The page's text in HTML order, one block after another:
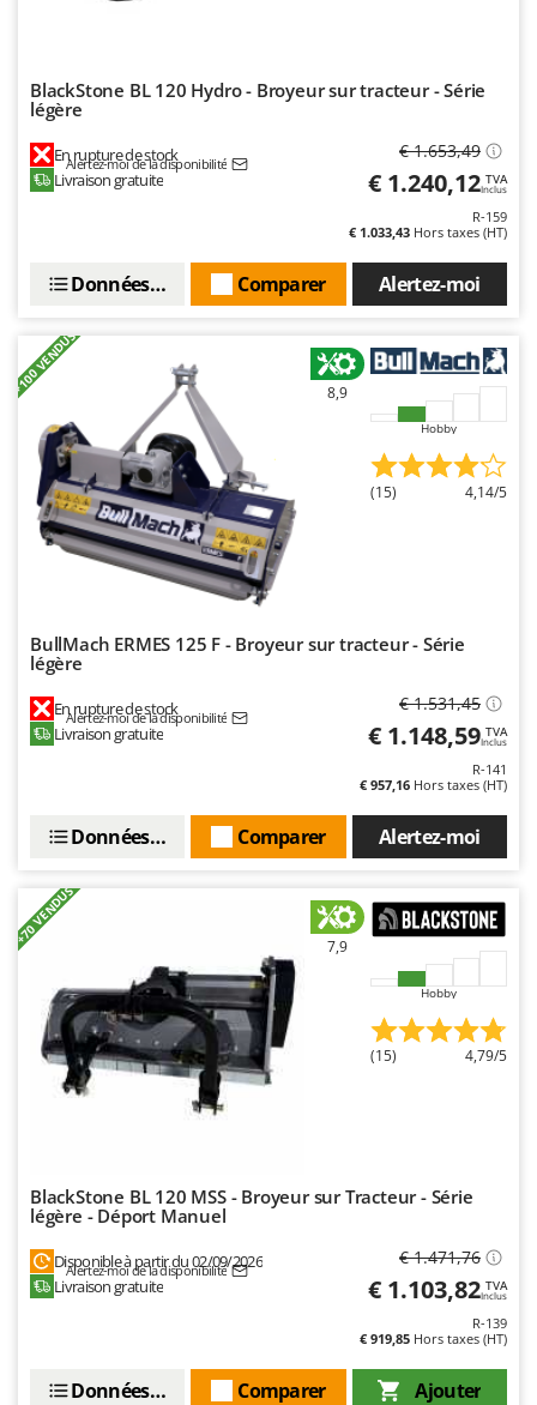
U
Udor
Unger
V
Verdemax
Waldner
Wiper EcoRobot
Wolf Garten
Wortex
Worx
Z
Zephir
Zomax
BlackStone BL 120 Hydro - Broyeur sur tracteur - Série
légère
En rupture de stock
Alertez-moi de la disponibilité
Livraison gratuite
€ 1.653,49
€ 1.240,12 TVA
Inclus
R-159
€ 1.033,43 Hors taxes (HT)
Alertez-moi
Comparer
Données techniques
+100 VENDUS 8,9
Hobby
(15) 4,14/5
BullMach ERMES 125 F - Broyeur sur tracteur - Série
légère
En rupture de stock
Alertez-moi de la disponibilité
Livraison gratuite
€ 1.531,45
€ 1.148,59 TVA
Inclus
R-141
€ 957,16 Hors taxes (HT)
Alertez-moi
Comparer
Données techniques
+70 VENDUS 7,9
Hobby
(15) 4,79/5
BlackStone BL 120 MSS - Broyeur sur Tracteur - Série
légère - Déport Manuel
Disponible à partir du 02/09/2026
Alertez-moi de la disponibilité
Livraison gratuite
€ 1.471,76
€ 1.103,82 TVA
Inclus
R-139
€ 919,85 Hors taxes (HT)
Ajouter
Comparer
Données techniques